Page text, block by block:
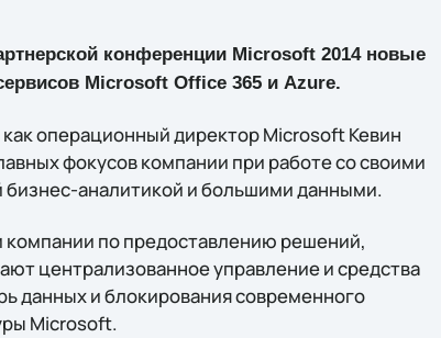
конференции Microsoft 2014 новые
Microsoft Office 365 и Azure.
операционный директор Microsoft Кевин
фокусов компании при работе со своими
аналитикой и большими данными.
компании по предоставлению решений,
централизованное управление и средства
данных и блокирования современного
Microsoft.